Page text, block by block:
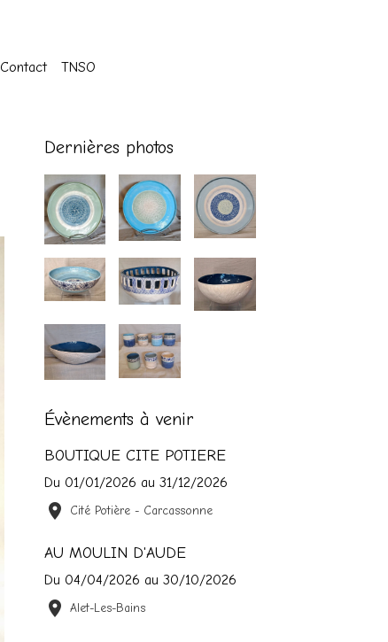
Contact TNSO
Dernières photos
Évènements à venir
BOUTIQUE CITE POTIERE
Du 01/01/2026 au 31/12/2026
Cité Potière - Carcassonne
AU MOULIN D'AUDE
Du 04/04/2026 au 30/10/2026
Alet-Les-Bains